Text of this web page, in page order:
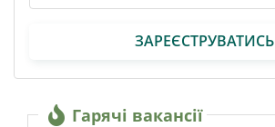
ЗАРЕЄСТРУВАТИСЬ
Гарячі вакансії